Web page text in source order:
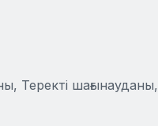
Теректі шағынауданы,